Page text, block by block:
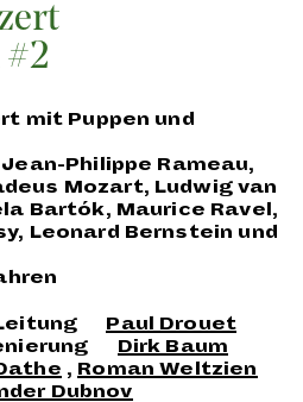
#2
mit Puppen und
Philippe Rameau,
Mozart, Ludwig van
Bartók, Maurice Ravel,
Leonard Bernstein und
Paul Drouet
Dirk Baum
, Roman Weltzien
Dubnov